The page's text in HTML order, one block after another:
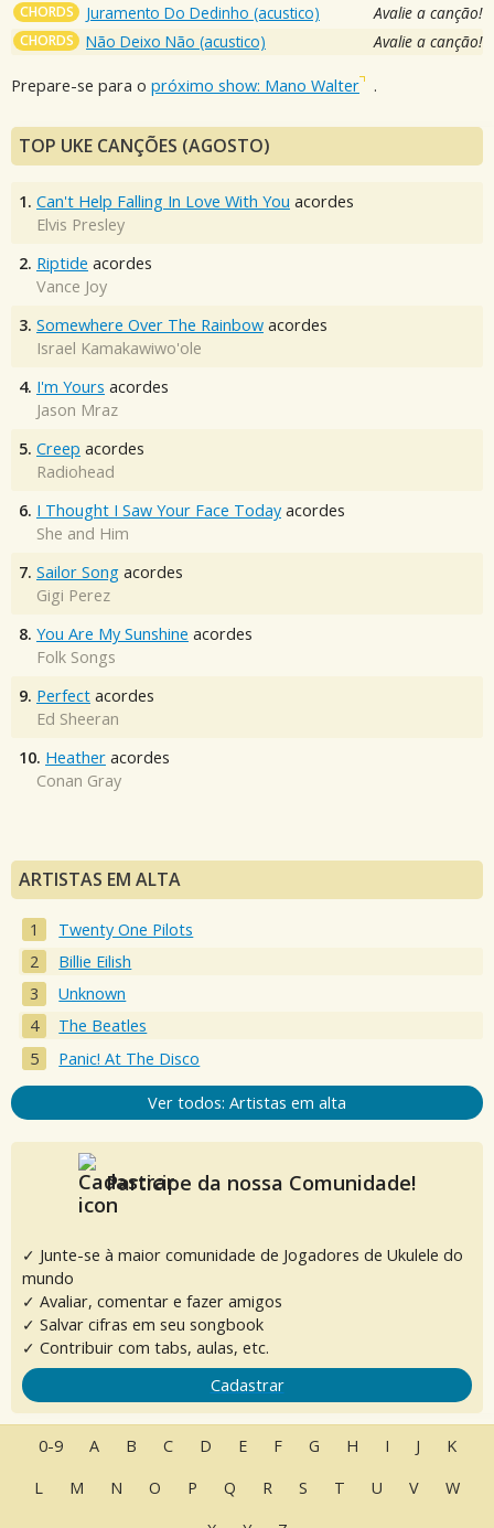
CHORDS Juramento Do Dedinho (acustico) Avalie a canção!
CHORDS Não Deixo Não (acustico) Avalie a canção!
Prepare-se para o próximo show: Mano Walter .
TOP UKE CANÇÕES (AGOSTO)
1. Can't Help Falling In Love With You acordes
Elvis Presley
2. Riptide acordes
Vance Joy
3. Somewhere Over The Rainbow acordes
Israel Kamakawiwo'ole
4. I'm Yours acordes
Jason Mraz
5. Creep acordes
Radiohead
6. I Thought I Saw Your Face Today acordes
She and Him
7. Sailor Song acordes
Gigi Perez
8. You Are My Sunshine acordes
Folk Songs
9. Perfect acordes
Ed Sheeran
10. Heather acordes
Conan Gray
ARTISTAS EM ALTA
Twenty One Pilots
Billie Eilish
Unknown
The Beatles
Panic! At The Disco
Ver todos: Artistas em alta
Participe da nossa Comunidade!
✓ Junte-se à maior comunidade de Jogadores de Ukulele do
mundo
✓ Avaliar, comentar e fazer amigos
✓ Salvar cifras em seu songbook
✓ Contribuir com tabs, aulas, etc.
Cadastrar
0-9 A B C D E F G H I J
K
L
M N O P Q R S T U V
W